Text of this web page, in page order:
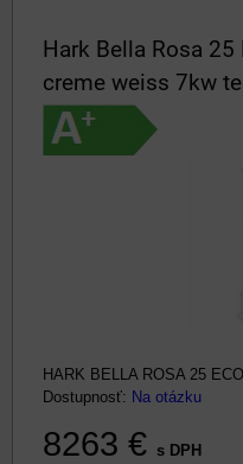
Hark Bella Rosa 25
creme weiss 7kw
HARK BELLA ROSA 25
Dostupnosť: Na otázku
8263 € s DPH